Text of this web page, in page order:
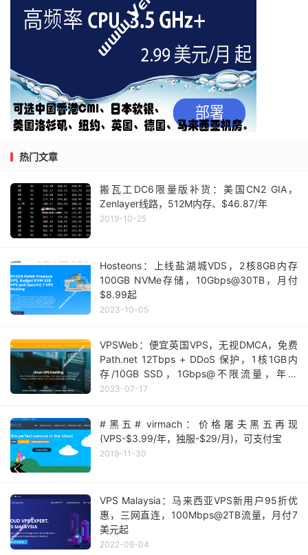
热门文章
搬瓦工DC6限量版补货：美国CN2 GIA，
Zenlayer线路，512M内存、$46.87/年
2019-10-25
Hosteons：上线盐湖城VDS，2核8GB内存
100GB NVMe存储，10Gbps@30TB，月付
$8.99起
2023-10-05
VPSWeb：便宜英国VPS，无视DMCA，免费
Path.net 12Tbps + DDoS 保护，1核1GB内
存/10GB SSD，1Gbps@不限流量，年付
£11.99起
2023-07-17
#黑五# virmach：价格屠夫黑五再现
(VPS-$3.99/年，独服-$29/月)，可支付宝
2019-11-30
VPS Malaysia：马来西亚VPS新用户95折优
惠，三网直连，100Mbps@2TB流量，月付7
美元起
2022-08-04